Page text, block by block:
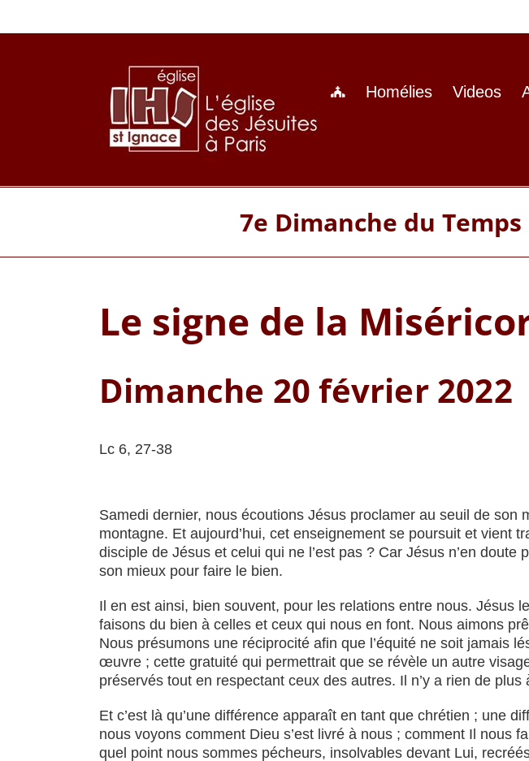
Homélies Videos
7e Dimanche du
Le signe de la
Dimanche 20 février 2022
Lc 6, 27-38
Samedi dernier, nous écoutions Jésus proclamer au seuil de
montagne. Et aujourd’hui, cet enseignement se poursuit et vient
disciple de Jésus et celui qui ne l’est pas ? Car Jésus n’en
son mieux pour faire le bien.
Il en est ainsi, bien souvent, pour les relations entre nous. Jésus
faisons du bien à celles et ceux qui nous en font. Nous aimons
Nous présumons une réciprocité afin que l’équité ne soit jamais
œuvre ; cette gratuité qui permettrait que se révèle un autre
préservés tout en respectant ceux des autres. Il n’y a rien de plus
Et c’est là qu’une différence apparaît en tant que chrétien ; une
nous voyons comment Dieu s’est livré à nous ; comment Il nous
quel point nous sommes pécheurs, insolvables devant Lui,